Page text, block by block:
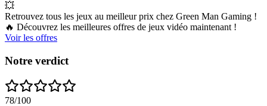
💥
Retrouvez tous les jeux au meilleur prix chez Green Man Gaming !
🔥 Découvrez les meilleures offres de jeux vidéo maintenant !
Voir les offres
Notre verdict
78/100